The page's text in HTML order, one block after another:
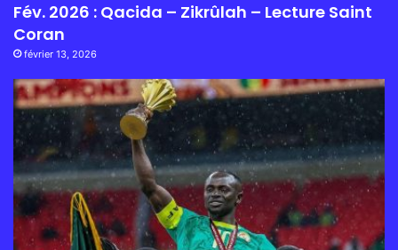
Fév. 2026 : Qacida – Zikrûlah – Lecture Saint
Coran
février 13, 2026